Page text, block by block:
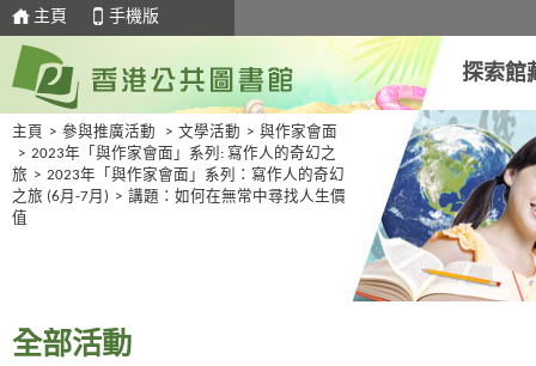
主頁 手機版
探索館
主頁 > 參與推廣活動 > 文學活動 > 與作家會面
> 2023年「與作家會面」系列: 寫作人的奇幻之
旅 > 2023年「與作家會面」系列：寫作人的奇幻
之旅 (6月-7月) > 講題：如何在無常中尋找人生價
值
全部活動